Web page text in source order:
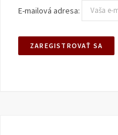
E-mailová adresa: